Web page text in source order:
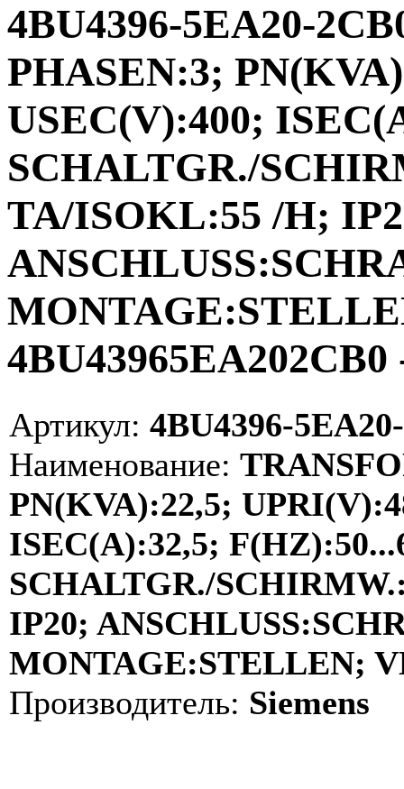
4BU4396-5EA20-
PHASEN:3;
USEC(V):400;
SCHALTGR./
TA/ISOKL:55 /H;
Артикул: 4BU4396-
Наименование:
PN(KVA):22,5;
ISEC(A):32,5;
SCHALTGR./
IP20;
MONTAGE:STELLEN;
Производитель: Siemens